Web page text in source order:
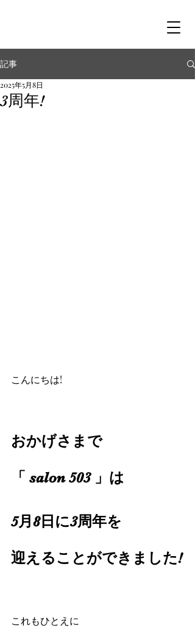
記事
3周年!
2025年5月8日
こんにちは!
おかげさまで
「 salon 503 」は
5月8日に3周年を
迎えることができました!
これもひとえに